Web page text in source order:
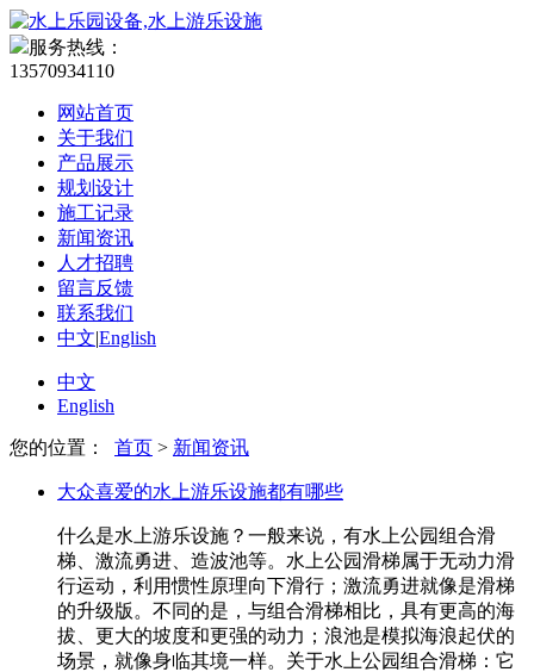
服务热线：
13570934110
网站首页
关于我们
产品展示
规划设计
施工记录
新闻资讯
人才招聘
留言反馈
联系我们
中文|English
中文
English
您的位置： 首页 > 新闻资讯
大众喜爱的水上游乐设施都有哪些
什么是水上游乐设施？一般来说，有水上公园组合滑
梯、激流勇进、造波池等。水上公园滑梯属于无动力滑
行运动，利用惯性原理向下滑行；激流勇进就像是滑梯
的升级版。不同的是，与组合滑梯相比，具有更高的海
拔、更大的坡度和更强的动力；浪池是模拟海浪起伏的
场景，就像身临其境一样。关于水上公园组合滑梯：它